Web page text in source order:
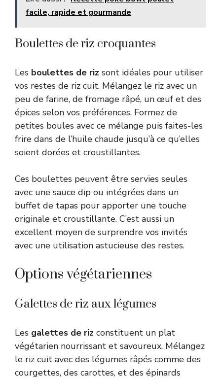
facile, rapide et gourmande
Boulettes de riz croquantes
Les boulettes de riz sont idéales pour utiliser
vos restes de riz cuit. Mélangez le riz avec un
peu de farine, de fromage râpé, un œuf et des
épices selon vos préférences. Formez de
petites boules avec ce mélange puis faites-les
frire dans de l’huile chaude jusqu’à ce qu’elles
soient dorées et croustillantes.
Ces boulettes peuvent être servies seules
avec une sauce dip ou intégrées dans un
buffet de tapas pour apporter une touche
originale et croustillante. C’est aussi un
excellent moyen de surprendre vos invités
avec une utilisation astucieuse des restes.
Options végétariennes
Galettes de riz aux légumes
Les galettes de riz constituent un plat
végétarien nourrissant et savoureux. Mélangez
le riz cuit avec des légumes râpés comme des
courgettes, des carottes, et des épinards